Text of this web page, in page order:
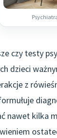
czy testy
dzieci
z
nawet kilka